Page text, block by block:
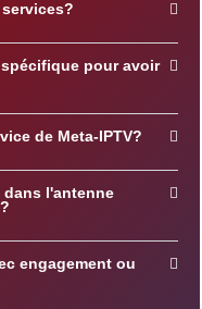
pour avoir
de Meta-IPTV?
l'antenne
engagement ou